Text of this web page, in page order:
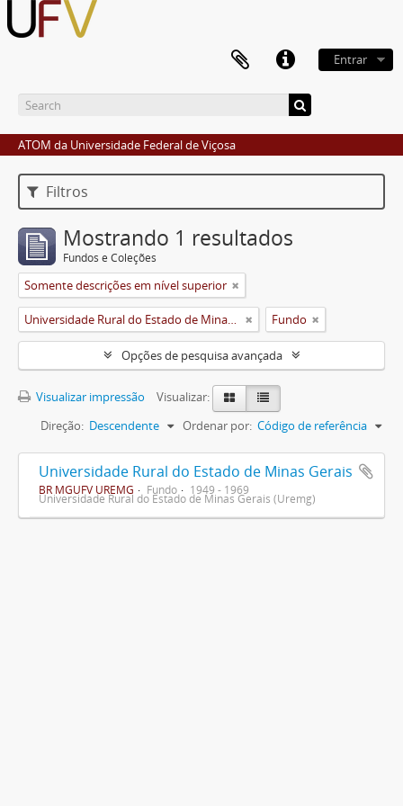
Entrar
ATOM da Universidade Federal de Viçosa
Filtros
Mostrando 1 resultados
Fundos e Coleções
Somente descrições em nível superior
Universidade Rural do Estado de Minas Gerais (Uremg) Fundo
Opções de pesquisa avançada
Visualizar impressão
Visualizar:
Ordenar por: Código de referência
Direção: Descendente
Universidade Rural do Estado de Minas Gerais
BR MGUFV UREMG Fundo 1949 - 1969
Universidade Rural do Estado de Minas Gerais (Uremg)